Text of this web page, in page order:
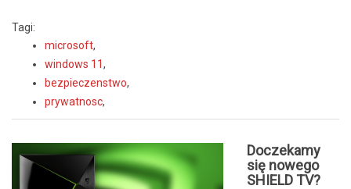
Tagi:
microsoft,
windows 11,
bezpieczenstwo,
prywatnosc,
Doczekamy
się nowego
SHIELD TV?